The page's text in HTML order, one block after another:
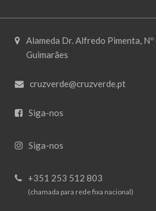
Alameda Dr. Alfredo Pimenta,
Guimarães
cruzverde@cruzverde.pt
Siga-nos
Siga-nos
+351 253 512 803
(chamada para rede fixa nacional)